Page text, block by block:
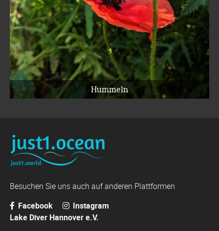
Hummeln
Besuchen Sie uns auch auf anderen Plattformen
Facebook
Instagram
Lake Diver Hannover e.V.